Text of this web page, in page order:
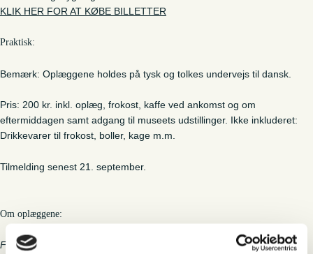
KLIK HER FOR AT KØBE BILLETTER
Praktisk:
Bemærk: Oplæggene holdes på tysk og tolkes undervejs til dansk.
Pris: 200 kr. inkl. oplæg, frokost, kaffe ved ankomst og om
eftermiddagen samt adgang til museets udstillinger. Ikke inkluderet:
Drikkevarer til frokost, boller, kage m.m.
Tilmelding senest 21. september.
Om oplæggene:
Farmors breve